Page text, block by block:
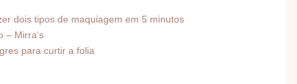
dois tipos de maquiagem em 5 minutos
– Mirra’s
para curtir a folia